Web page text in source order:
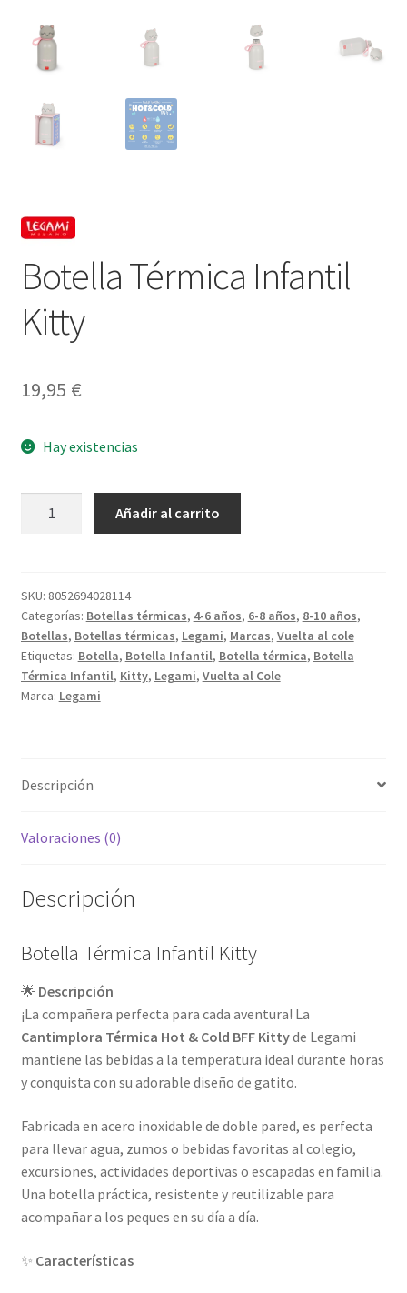
Botella Térmica Infantil
Kitty
19,95 €
Hay existencias
cantidad
Añadir al carrito
SKU: 8052694028114
Categorías: Botellas térmicas, 4-6 años, 6-8 años, 8-10 años,
Botellas, Botellas térmicas, Legami, Marcas, Vuelta al cole
Etiquetas: Botella, Botella Infantil, Botella térmica, Botella
Térmica Infantil, Kitty, Legami, Vuelta al Cole
Marca: Legami
Descripción
Valoraciones (0)
Descripción
Botella Térmica Infantil Kitty
🌟 Descripción
¡La compañera perfecta para cada aventura! La
Cantimplora Térmica Hot & Cold BFF Kittyde Legami
mantiene las bebidas a la temperatura ideal durante horas
y conquista con su adorable diseño de gatito.
Fabricada en acero inoxidable de doble pared, es perfecta
para llevar agua, zumos o bebidas favoritas al colegio,
excursiones, actividades deportivas o escapadas en familia.
Una botella práctica, resistente y reutilizable para
acompañar a los peques en su día a día.
✨ Características